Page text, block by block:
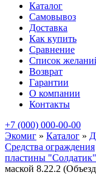
Каталог
Самовывоз
Доставка
Как купить
Сравнение
Список
Возврат
Гарантии
О компании
Контакты
+7 (000) 000-00-00
Экомиг » Каталог »
Средства ограждения
пластины "Солдатик"
маской 8.22.2